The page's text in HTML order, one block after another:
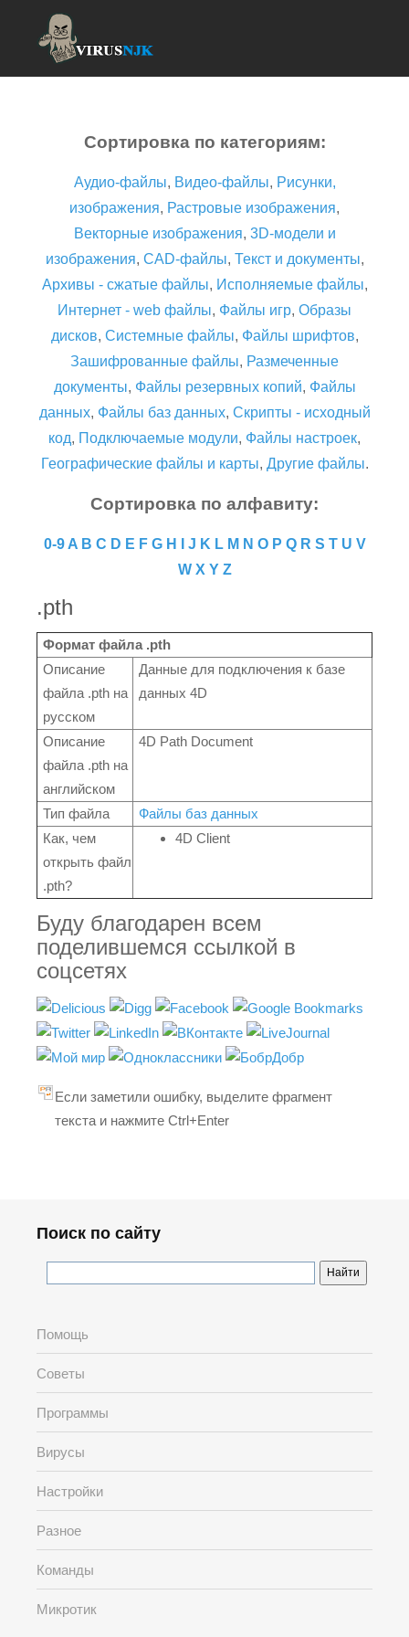
Сортировка по категориям:
Аудио-файлы, Видео-файлы, Рисунки,
изображения, Растровые изображения,
Векторные изображения, 3D-модели и
изображения, CAD-файлы, Текст и документы,
Архивы - сжатые файлы, Исполняемые файлы,
Интернет - web файлы, Файлы игр, Образы
дисков, Системные файлы, Файлы шрифтов,
Зашифрованные файлы, Размеченные
документы, Файлы резервных копий, Файлы
данных, Файлы баз данных, Скрипты - исходный
код, Подключаемые модули, Файлы настроек,
Географические файлы и карты, Другие файлы.
Сортировка по алфавиту:
0-9 A B C D E F G H J K L M N O P Q R S T U V
W X Y Z
.pth
Формат файла .pth
Описание
файла .pth на
русском
Данные для подключения к базе
данных 4D
Описание
файла .pth на
английском
4D Path Document
Тип файла
Файлы баз данных
Как, чем
открыть файл
.pth?
4D Client
Буду благодарен всем
поделившемся ссылкой в
соцсетях
Если заметили ошибку, выделите фрагмент
текста и нажмите Ctrl+Enter
Поиск по сайту
Помощь
Советы
Программы
Вирусы
Настройки
Разное
Команды
Микротик